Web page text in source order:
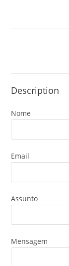
Description
Nome
Email
Assunto
Mensagem